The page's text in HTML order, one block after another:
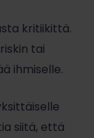
kritiikittä.
tai
ihmiselle.
siitä, että